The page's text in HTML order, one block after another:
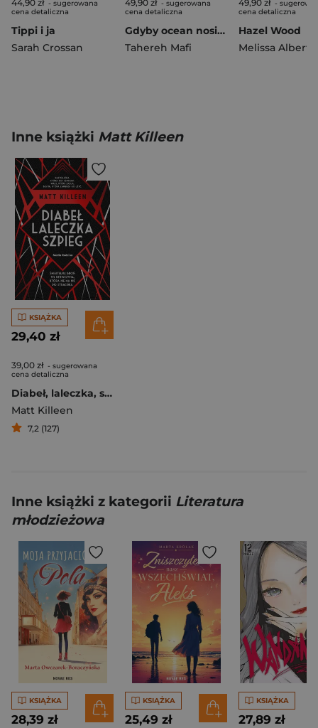
44,90 zł - sugerowana
cena detaliczna
Tippi i ja
Sarah Crossan
49,90 zł - sugerowana
cena detaliczna
Gdyby ocean nosił twoje imię
Tahereh Mafi
49,90 zł -
cena detaliczna
Hazel Wood
Melissa Albert
Inne książki Matt Killeen
KSIĄŻKA
29,40 zł
39,00 zł - sugerowana
cena detaliczna
Diabeł, laleczka, szpieg
Matt Killeen
7,2 (127)
Inne książki z kategorii Literatura
młodzieżowa
KSIĄŻKA
28,39 zł
KSIĄŻKA
25,49 zł
KSIĄŻKA
27,89 zł